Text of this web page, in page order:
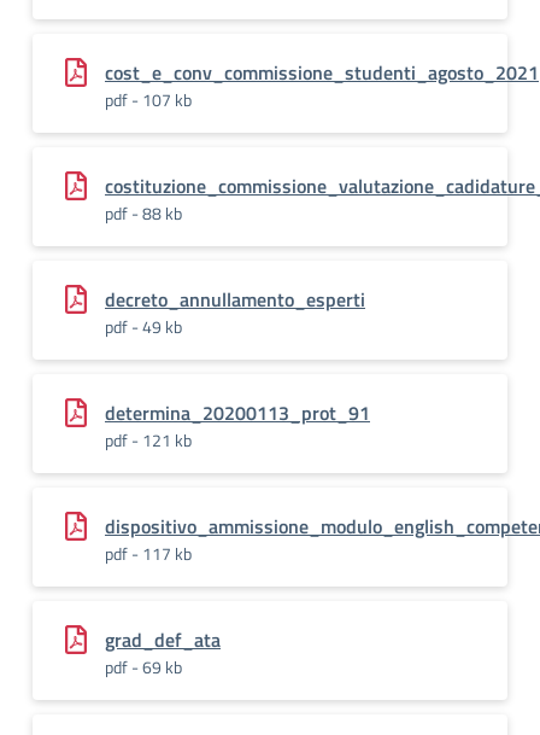
cost_e_conv_commissione_studenti_agosto_2021
pdf - 107 kb
pdf - 88 kb
decreto_annullamento_esperti
pdf - 49 kb
determina_20200113_prot_91
pdf - 121 kb
pdf - 117 kb
grad_def_ata
pdf - 69 kb